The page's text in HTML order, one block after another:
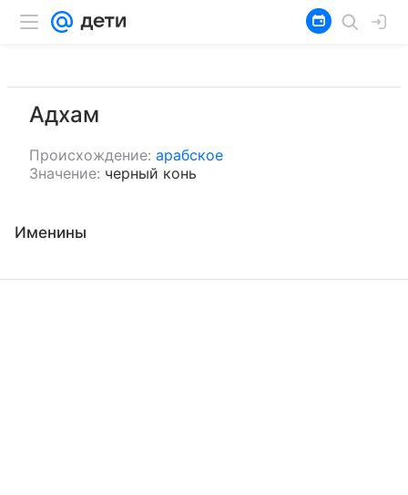
Адхам
Происхождение: арабское
Значение: черный конь
Именины